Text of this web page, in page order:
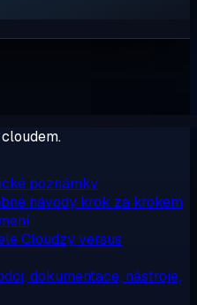
poznámky
návody krok za krokem
Cloudzy versus
dokumentace, nástroje,